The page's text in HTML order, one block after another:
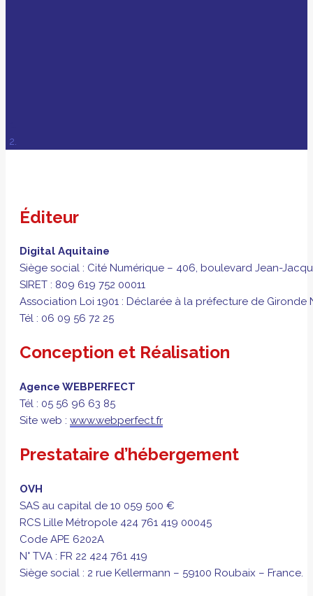
Éditeur
Digital Aquitaine
Siège social : Cité Numérique – 406, boulevard Jean-
SIRET : 809 619 752 00011
Association Loi 1901 : Déclarée à la préfecture de Gironde
Tél : 06 09 56 72 25
Conception et Réalisation
Agence WEBPERFECT
Tél : 05 56 96 63 85
Site web : www.webperfect.fr
Prestataire d’hébergement
OVH
SAS au capital de 10 059 500 €
RCS Lille Métropole 424 761 419 00045
Code APE 6202A
N° TVA : FR 22 424 761 419
Siège social : 2 rue Kellermann – 59100 Roubaix – France.